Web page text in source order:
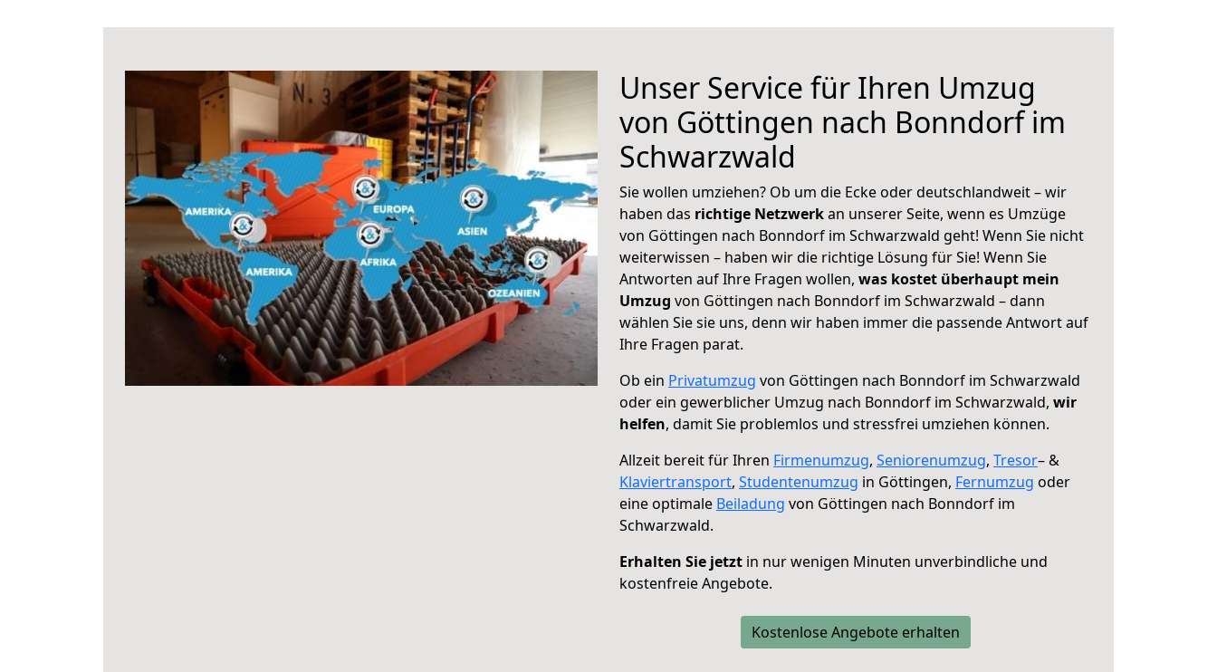
Unser Service für Ihren Umzug
von Göttingen nach Bonndorf im
Schwarzwald
Sie wollen umziehen? Ob um die Ecke oder deutschlandweit – wir
haben das richtige Netzwerkan unserer Seite, wenn es Umzüge
von Göttingen nach Bonndorf im Schwarzwald geht! Wenn Sie nicht
weiterwissen – haben wir die richtige Lösung für Sie! Wenn Sie
Antworten auf Ihre Fragen wollen, was kostet überhaupt mein
Umzug von Göttingen nach Bonndorf im Schwarzwald – dann
wählen Sie sie uns, denn wir haben immer die passende Antwort auf
Ihre Fragen parat.
Ob ein Privatumzug von Göttingen nach Bonndorf im Schwarzwald
oder ein gewerblicher Umzug nach Bonndorf im Schwarzwald, wir
helfen, damit Sie problemlos und stressfrei umziehen können.
Allzeit bereit für Ihren Firmenumzug, Seniorenumzug, Tresor– &
Klaviertransport, Studentenumzug in Göttingen, Fernumzug oder
eine optimale Beiladung von Göttingen nach Bonndorf im
Schwarzwald.
Erhalten Sie jetzt in nur wenigen Minuten unverbindliche und
kostenfreie Angebote.
Kostenlose Angebote erhalten